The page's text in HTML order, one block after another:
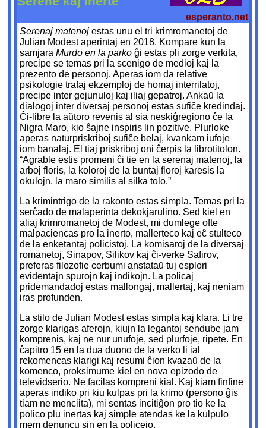
esperanto.net
Serenaj matenoj estas unu el tri krimromanetoj de
Julian Modest aperintaj en 2018. Kompare kun la
samjaraMurdo en la parko ĝi estas pli zorge verkita,
precipe se temas pri la scenigo de medioj kaj la
prezento de personoj. Aperas iom da relative
psikologie trafaj ekzemploj de homaj interrilatoj,
precipe inter gejunuloj kaj iliaj gepatroj. Ankaŭ la
dialogoj inter diversaj personoj estas sufiĉe kredindaj.
Ĉi-libre la aŭtoro revenis al sia neskiĝregiono ĉe la
Nigra Maro, kio ŝajne inspiris lin pozitive. Plurloke
aperas naturpriskriboj sufiĉe belaj, kvankam iufoje
iom banalaj. El tiaj priskriboj oni ĉerpis la librotitolon.
“Agrable estis promeni ĉi tie en la serenaj matenoj, la
arboj floris, la koloroj de la buntaj floroj karesis la
okulojn, la maro similis al silka tolo.”
La krimintrigo de la rakonto estas simpla. Temas pri la
serĉado de malaperinta dekokjarulino. Sed kiel en
aliaj krimromanetoj de Modest, mi dumlege ofte
malpaciencas pro la inerto, mallerteco kaj eĉ stulteco
de la enketantaj policistoj. La komisaroj de la diversaj
romanetoj, Sinapov, Silikov kaj ĉi-verke Safirov,
preferas filozofie cerbumi anstataŭ tuj esplori
evidentajn spurojn kaj indikojn. La policaj
pridemandadoj estas mallongaj, mallertaj, kaj neniam
iras profunden.
La stilo de Julian Modest estas simpla kaj klara. Li tre
zorge klarigas aferojn, kiujn la legantoj sendube jam
komprenis, kaj ne nur unufoje, sed plurfoje, ripete. En
ĉapitro 15 en la dua duono de la verko li ial
rekomencas klarigi kaj resumi ĉion kvazaŭ de la
komenco, proksimume kiel en nova epizodo de
televidserio. Ne facilas kompreni kial. Kaj kiam finfine
aperas indiko pri kiu kulpas pri la krimo (persono ĝis
tiam ne menciita), mi sentas incitiĝon pro tio ke la
polico plu inertas kaj simple atendas ke la kulpulo
mem denuncu sin en la policejo.